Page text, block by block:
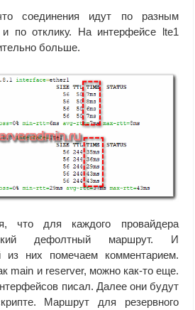
соединения идут по разным
по отклику. На интерфейсе lte1
больше.
что для каждого провайдера
дефолтный маршрут. И
из них помечаем комментарием.
main и reserver, можно как-то еще.
писал. Далее они будут
Маршрут для резервного